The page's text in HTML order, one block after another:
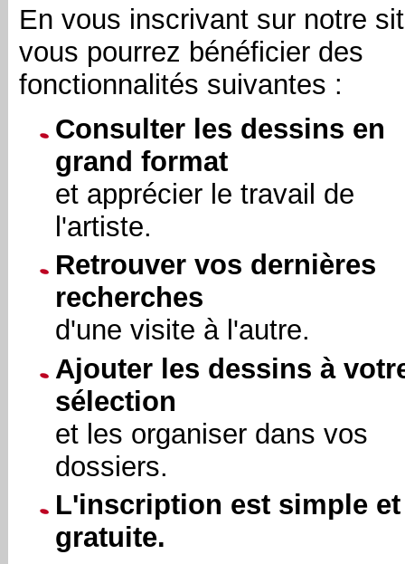
En vous inscrivant sur notre
vous pourrez bénéficier des
fonctionnalités suivantes :
Consulter les dessins en
grand format
et apprécier le travail de
l'artiste.
Retrouver vos dernières
recherches
d'une visite à l'autre.
Ajouter les dessins à
sélection
et les organiser dans vos
dossiers.
L'inscription est simple et
gratuite.